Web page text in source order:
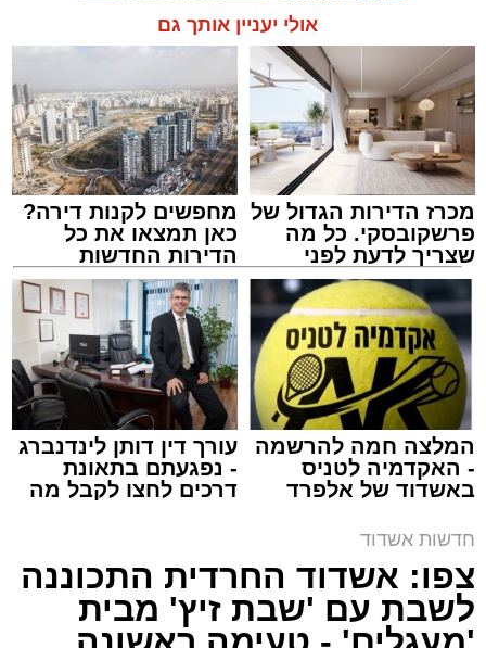
לטפל באירוע ולתחקר את המעורבים.
מעוניינים להגיב? לדווח ? צרו איתנו קשר במייל -
ASHDODS@ISNET.CO.IL
תגים:אשדוד, ידידים
אמש (חמישי) בסביבות השעה 21:49, התקבלה
קריאת חירום במוקד ארגון "ידידים" אודות תינוק
שננעל בשגגה ברכב לעיני אמו הדואגת, ברחוב
כ"ט בנובמבר באשקלון.
מישאל שי לוי, מוקדן ידידים שקיבל את השיחה,
הזניק מיד כוחות לסיוע. דניאל ברכה, מתנדב
יחידת האופנועים, יחד עם מאיר אבוקרט, מתנדב
הסניף המקומי, נענו לקריאה והגיעו לזירה בתוך זמן
קצר. בעזרת ציוד ייעודי שברשותם, פעלו השניים
במיומנות ובמהירות, וחלצו את התינוק בשלום
וללא שנגרם נזק לכלי הרכב.
אולי יעניין אותך גם
מכרז הדירות הגדול של
פרשקובסקי. כל מה
שצריך לדעת לפני
שמגישים הצעה לדירה
באשדוד
מחפשים לקנות דירה?
כאן תמצאו את כל
הדירות החדשות
למכירה באשדוד >>>
המלצה חמה להרשמה
- האקדמיה לטניס
באשדוד של אלפרד
עורך דין דותן לינדנברג
- נפגעתם בתאונת
דרכים לחצו לקבל מה
חדשות אשדוד
צפו: אשדוד החרדית התכוננה
לשבת עם 'שבת זיץ' מבית